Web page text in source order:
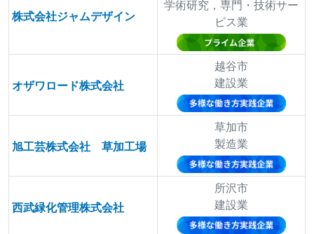
株式会社ジャムデザイン
学術研究，専門・技術サー
ビス業
オザワロード株式会社
越谷市
建設業
旭工芸株式会社 草加工場
草加市
製造業
西武緑化管理株式会社
所沢市
建設業